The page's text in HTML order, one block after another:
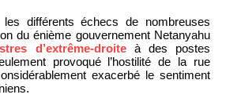
les différents échecs de nombreuses
du énième gouvernement Netanyahu
d’extrême-droiteà des postes
provoqué l’hostilité de la rue
exacerbé le sentiment